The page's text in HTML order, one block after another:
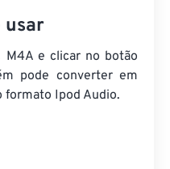
usar
M4A e clicar no botão
pode converter em
formato Ipod Audio.